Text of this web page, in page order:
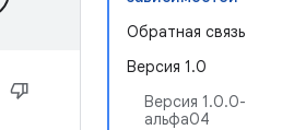
Обратная связь
Версия 1.0
Версия 1.0.0-
альфа04